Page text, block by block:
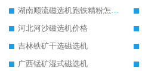
湖南顺流磁选机跑铁精粉怎么处理
河北河沙磁选机价格
吉林铁矿干选磁选机
广西锰矿湿式磁选机